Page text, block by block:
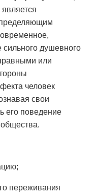
является
сильного душевного
или
человек
свои
его поведение
переживания